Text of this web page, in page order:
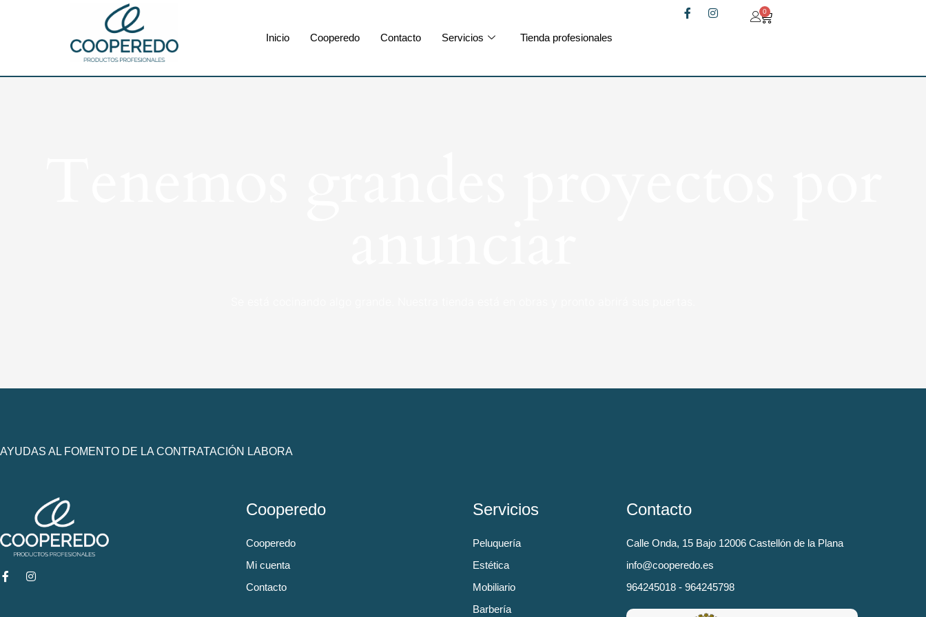
Inicio Cooperedo Contacto Servicios Tienda profesionales
0
AYUDAS AL FOMENTO DE LA CONTRATACIÓN LABORA
Cooperedo
Cooperedo
Mi cuenta
Contacto
Servicios
Peluquería
Estética
Mobiliario
Barbería
Contacto
Calle Onda, 15 Bajo 12006 Castellón de la Plana
info@cooperedo.es
964245018 - 964245798